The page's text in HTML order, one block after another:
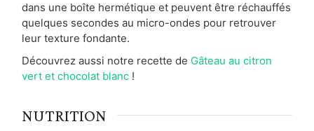
dans une boîte hermétique et peuvent être réchauffés
quelques secondes au micro-ondes pour retrouver
leur texture fondante.
Découvrez aussi notre recette de Gâteau au citron
vert et chocolat blanc !
NUTRITION